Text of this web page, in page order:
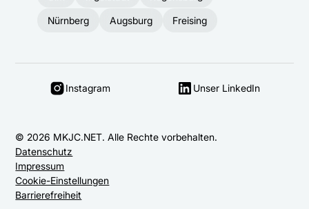
Nürnberg Augsburg Freising
© 2026 MKJC.NET. Alle Rechte vorbehalten.
Datenschutz
Impressum
Cookie-Einstellungen
Barrierefreiheit
Instagram Unser LinkedIn